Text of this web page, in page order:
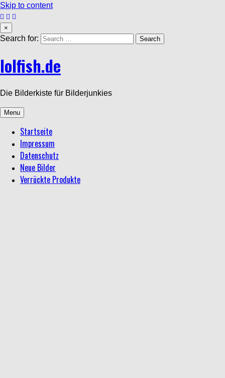
Skip to content
×
Search for:
lolfish.de
Die Bilderkiste für Bilderjunkies
Menu
Startseite
Impressum
Datenschutz
Neue Bilder
Verrückte Produkte